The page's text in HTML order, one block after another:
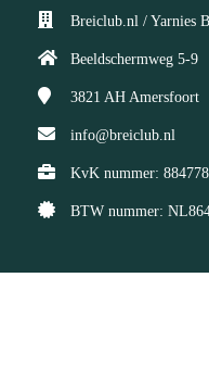
Breiclub.nl / Yarnies
Beeldschermweg 5-9
3821 AH Amersfoort
info@breiclub.nl
KvK nummer:
BTW nummer: